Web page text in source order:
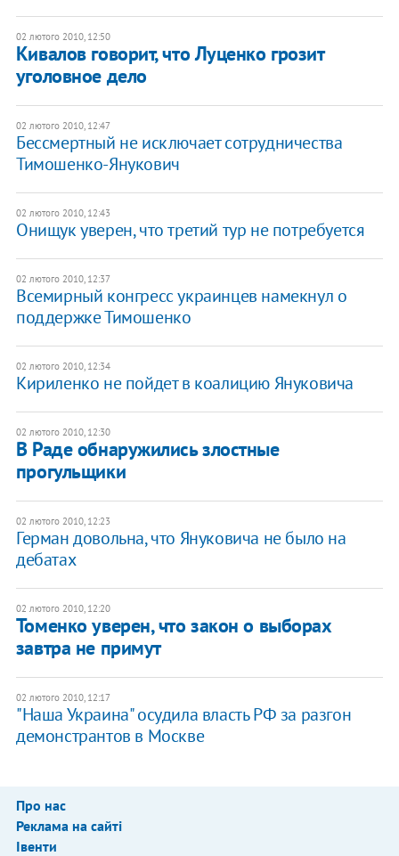
02 лютого 2010, 12:50
Кивалов говорит, что Луценко грозит
уголовное дело
02 лютого 2010, 12:47
Бессмертный не исключает сотрудничества
Тимошенко-Янукович
02 лютого 2010, 12:43
Онищук уверен, что третий тур не потребуется
02 лютого 2010, 12:37
Всемирный конгресс украинцев намекнул о
поддержке Тимошенко
02 лютого 2010, 12:34
Кириленко не пойдет в коалицию Януковича
02 лютого 2010, 12:30
В Раде обнаружились злостные
прогульщики
02 лютого 2010, 12:23
Герман довольна, что Януковича не было на
дебатах
02 лютого 2010, 12:20
Томенко уверен, что закон о выборах
завтра не примут
02 лютого 2010, 12:17
"Наша Украина" осудила власть РФ за разгон
демонстрантов в Москве
Про нас
Реклама на сайті
Івенти